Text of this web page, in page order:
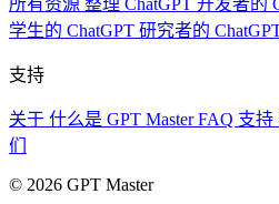
所有资源 整理 ChatGPT 开发者的
学生的 ChatGPT 研究者的
支持
关于 什么是 GPT MasterFAQ 支持
们
© 2026 GPT Master